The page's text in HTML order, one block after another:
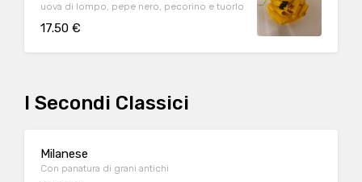
uova di lompo, pepe nero, pecorino e tuorlo
17.50 €
I Secondi Classici
Milanese
Con panatura di grani antichi